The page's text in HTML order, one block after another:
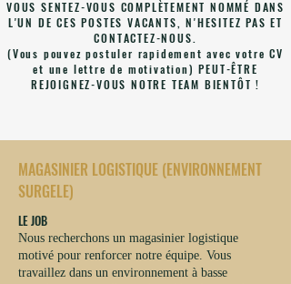
VOUS SENTEZ-VOUS COMPLÈTEMENT NOMMÉ DANS
L'UN DE CES POSTES VACANTS, N'HESITEZ PAS ET
CONTACTEZ-NOUS.
(Vous pouvez postuler rapidement avec votre CV
et une lettre de motivation) PEUT-ÊTRE
REJOIGNEZ-VOUS NOTRE TEAM BIENTÔT !
MAGASINIER LOGISTIQUE (ENVIRONNEMENT
SURGELE)
LE JOB
Nous recherchons un magasinier logistique
motivé pour renforcer notre équipe. Vous
travaillez dans un environnement à basse